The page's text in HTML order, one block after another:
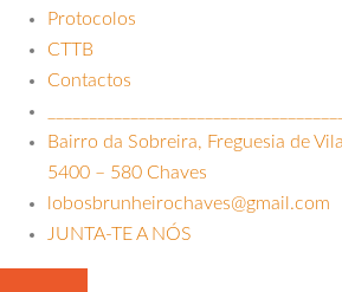
Protocolos
CTTB
Contactos
Bairro da Sobreira, Freguesia de
5400 – 580 Chaves
lobosbrunheirochaves@gmail.com
JUNTA-TE A NÓS